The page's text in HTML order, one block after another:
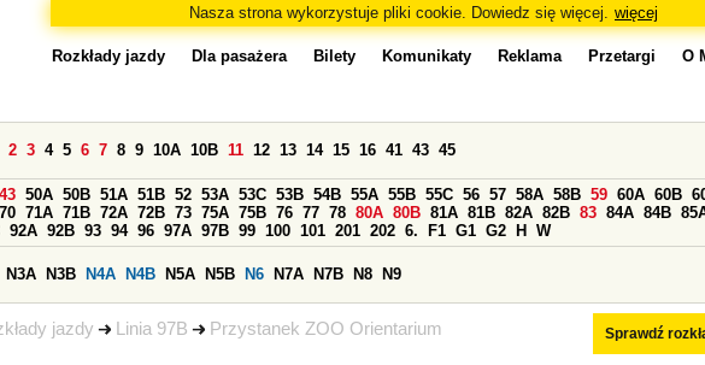
Nasza strona wykorzystuje pliki cookie. Dowiedz się więcej. więcej
jazdy Linia 97B Przystanek ZOO Orientarium
Rozkłady jazdy Dla pasażera Bilety Komunikaty Reklama Przetargi O
Sprawdź
2 3 4 5 6 7 8 9 10A 10B 11 12 13 14 15 16 41 43 45
50A 50B 51A 51B 52 53A 53C 53B 54B 55A 55B 55C 56 57 58A 58B 59 60A 60B
70 71A 71B 72A 72B 73 75A 75B 76 77 78 80A 80B 81A 81B 82A 82B 83 84A 84B
92A 92B 93 94 96 97A 97B 99 100 101 201 202 6. F1 G1 G2 H W
N3A N3B N4A N4B N5A N5B N6 N7A N7B N8 N9